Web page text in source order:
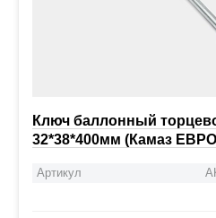
Ключ баллонный
32*38*400мм (Камаз
Артикул